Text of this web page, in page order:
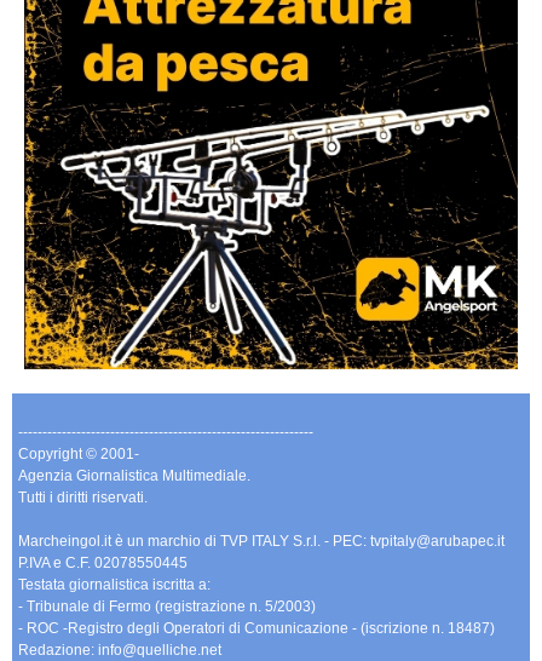
-------------------------------------------------------------
Copyright © 2001-
Agenzia Giornalistica Multimediale.
Tutti i diritti riservati.
Marcheingol.it è un marchio di TVP ITALY S.r.l. - PEC: tvpitaly@arubapec.it
P.IVA e C.F. 02078550445
Testata giornalistica iscritta a:
- Tribunale di Fermo (registrazione n. 5/2003)
- ROC -Registro degli Operatori di Comunicazione - (iscrizione n. 18487)
Redazione: info@quelliche.net